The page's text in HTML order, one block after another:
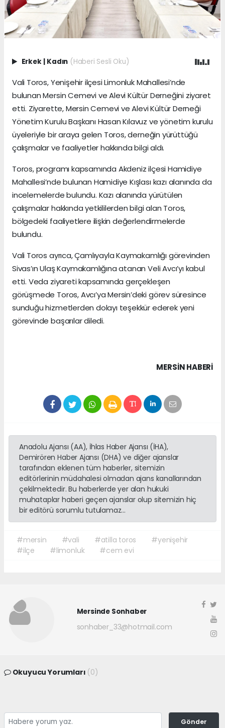
Erkek | Kadın (Haberi Sesli Oku)
Vali Toros, Yenişehir ilçesi Limonluk Mahallesi’nde
bulunan Mersin Cemevi ve Alevi Kültür Derneğini ziyaret
etti. Ziyarette, Mersin Cemevi ve Alevi Kültür Derneği
Yönetim Kurulu Başkanı Hasan Kılavuz ve yönetim kurulu
üyeleriyle bir araya gelen Toros, derneğin yürüttüğü
çalışmalar ve faaliyetler hakkında bilgi aldı.
Toros, programı kapsamında Akdeniz ilçesi Hamidiye
Mahallesi’nde bulunan Hamidiye Kışlası kazı alanında da
incelemelerde bulundu. Kazı alanında yürütülen
çalışmalar hakkında yetkililerden bilgi alan Toros,
bölgedeki faaliyetlere ilişkin değerlendirmelerde
bulundu.
Vali Toros ayrıca, Çamlıyayla Kaymakamlığı görevinden
Sivas’ın Ulaş Kaymakamlığına atanan Veli Avcı’yı kabul
etti. Veda ziyareti kapsamında gerçekleşen
görüşmede Toros, Avcı’ya Mersin’deki görev süresince
sunduğu hizmetlerden dolayı teşekkür ederek yeni
görevinde başarılar diledi.
MERSIN HABERİ
Anadolu Ajansı (AA), İhlas Haber Ajansı (İHA),
Demirören Haber Ajansı (DHA) ve diğer ajanslar
tarafından eklenen tüm haberler, sitemizin
editörlerinin müdahalesi olmadan ajans kanallarından
çekilmektedir. Bu haberlerde yer alan hukuki
muhataplar haberi geçen ajanslar olup sitemizin hiç
bir editörü sorumlu tutulamaz...
#mersin #vali #atilla toros
#yenişehir
#ilçe
#limonluk #cem evi
Mersinde Sonhaber
sonhaber_33@hotmail.com
Okuyucu Yorumları (0)
Gönder